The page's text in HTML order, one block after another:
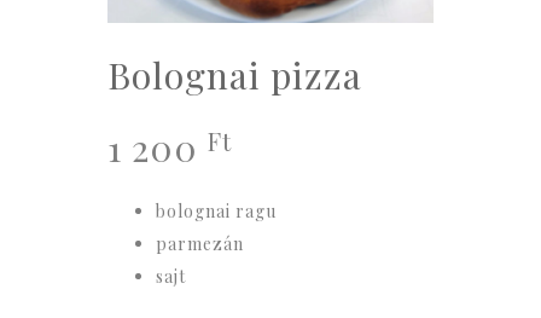
Bolognai pizza
1 200 Ft
bolognai ragu
parmezán
sajt